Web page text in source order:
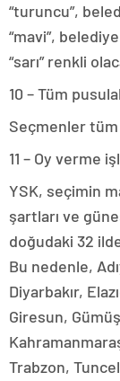
“turuncu”,
“mavi”,
“sarı” renkli
10 – Tüm
Seçmenler tüm
11 – Oy verme
YSK, seçimin
şartları ve
doğudaki 32
Bu nedenle,
Diyarbakır,
Giresun,
Trabzon,